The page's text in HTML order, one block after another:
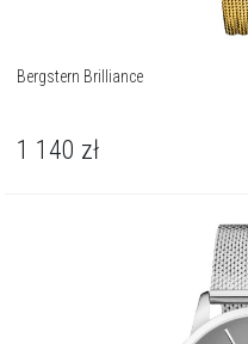
Bergstern Brilliance
1 140 zł